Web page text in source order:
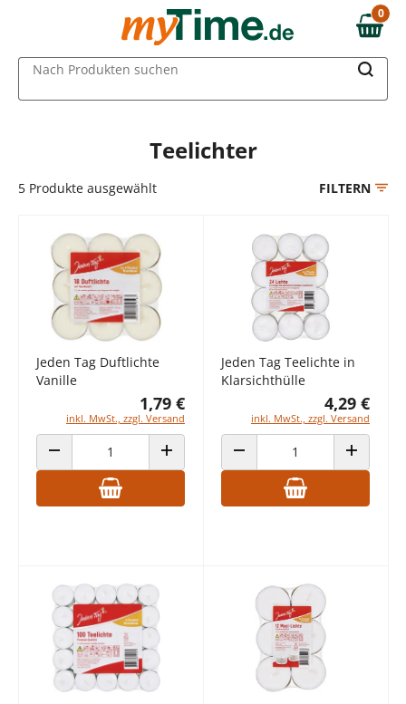
Zum Hauptinhalt springen
Zur Navigation springen
Zur Suche springen
0,00 €
0
Nach Produkten suchen
Teelichter
5 Produkte ausgewählt FILTERN
Jeden Tag Duftlichte
Vanille
1,79 €
inkl. MwSt., zzgl. Versand
ANZAHL VERRINGERN ANZAHL ERHÖHEN
Jeden Tag Teelichte in
Klarsichthülle
4,29 €
inkl. MwSt., zzgl. Versand
ANZAHL VERRINGERN ANZAHL